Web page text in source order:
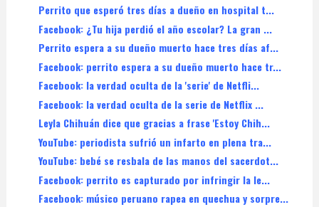
Perrito que esperó tres días a dueño en hospital t...
Facebook: ¿Tu hija perdió el año escolar? La gran ...
Perrito espera a su dueño muerto hace tres días af...
Facebook: perrito espera a su dueño muerto hace tr...
Facebook: la verdad oculta de la 'serie' de Netfli...
Facebook: la verdad oculta de la serie de Netflix ...
Leyla Chihuán dice que gracias a frase 'Estoy Chih...
YouTube: periodista sufrió un infarto en plena tra...
YouTube: bebé se resbala de las manos del sacerdot...
Facebook: perrito es capturado por infringir la le...
Facebook: músico peruano rapea en quechua y sorpre...